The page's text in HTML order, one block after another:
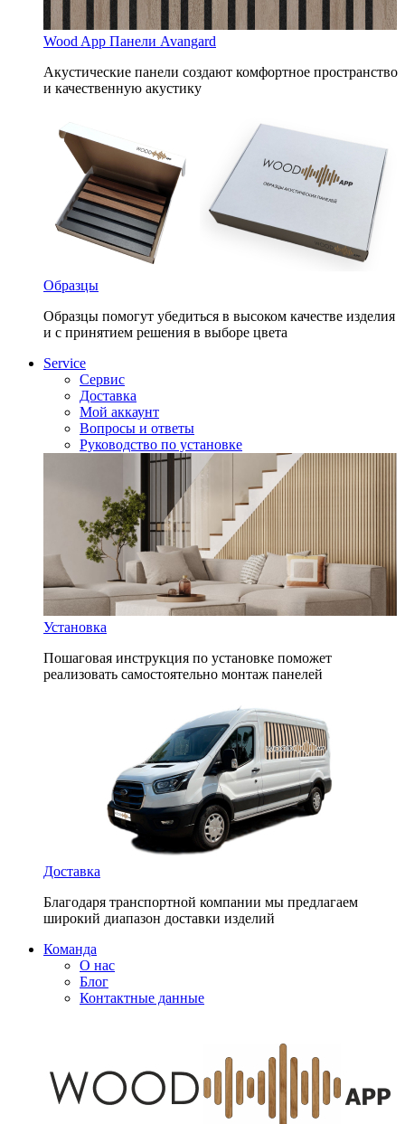
Wood App Панели Avangard
Акустические панели создают комфортное пространство
и качественную акустику
Образцы
Образцы помогут убедиться в высоком качестве изделия
и с принятием решения в выборе цвета
Service
Сервис
Доставка
Мой аккаунт
Вопросы и ответы
Руководство по установке
Установка
Пошаговая инструкция по установке поможет
реализовать самостоятельно монтаж панелей
Доставка
Благодаря транспортной компании мы предлагаем
широкий диапазон доставки изделий
Команда
О нас
Блог
Контактные данные